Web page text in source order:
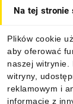
Na tej stronie
Plików cookie
aby oferować
naszej witrynie.
witryny,
reklamowym i
informacje z
Informacje